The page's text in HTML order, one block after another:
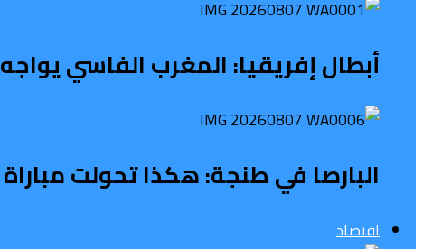
أبطال إفريقيا: المغرب الفاسي
البارصا في طنجة: هكذا تحولت
اقتصاد